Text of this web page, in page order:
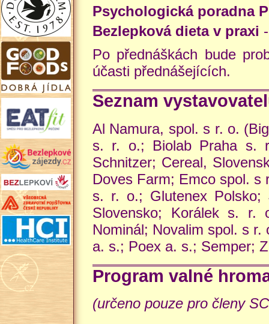
Psychologická poradna
Bezlepková dieta v praxi
Po přednáškách bude
účasti přednášejících.
Seznam
Al Namura, spol. s r. o.
s. r. o.; Biolab Praha s.
Schnitzer; Cereal,
Doves Farm; Emco spol. s
s. r. o.; Glutenex Polsko;
Slovensko; Korálek s.
Nominál; Novalim spol. s
a. s.; Poex a. s.; Semper;
Program valné
(určeno pouze pro členy